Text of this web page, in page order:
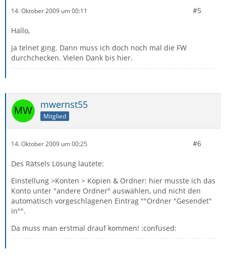
14. Oktober 2009 um 00:11 #5
Hallo,
ja telnet ging. Dann muss ich doch noch mal die FW
durchchecken. Vielen Dank bis hier.
mwernst55
Mitglied
14. Oktober 2009 um 00:25 #6
Des Rätsels Lösung lautete:
Einstellung >Konten > Kopien & Ordner: hier musste ich das
Konto unter "andere Ordner" auswählen, und nicht den
automatisch vorgeschlagenen Eintrag ""Ordner "Gesendet"
in"".
Da muss man erstmal drauf kommen! :confused: